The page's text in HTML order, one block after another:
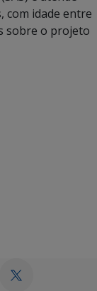
com idade entre
sobre o projeto